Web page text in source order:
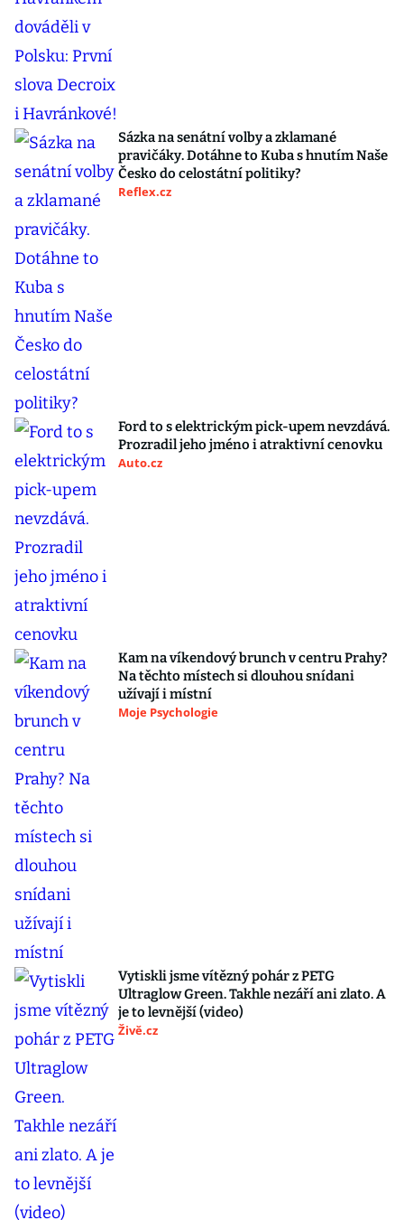
Sázka na senátní volby a zklamané
pravičáky. Dotáhne to Kuba s hnutím Naše
Česko do celostátní politiky?
Reflex.cz
Ford to s elektrickým pick-upem nevzdává.
Prozradil jeho jméno i atraktivní cenovku
Auto.cz
Kam na víkendový brunch v centru Prahy?
Na těchto místech si dlouhou snídani
užívají i místní
Moje Psychologie
Vytiskli jsme vítězný pohár z PETG
Ultraglow Green. Takhle nezáří ani zlato. A
je to levnější (video)
Živě.cz